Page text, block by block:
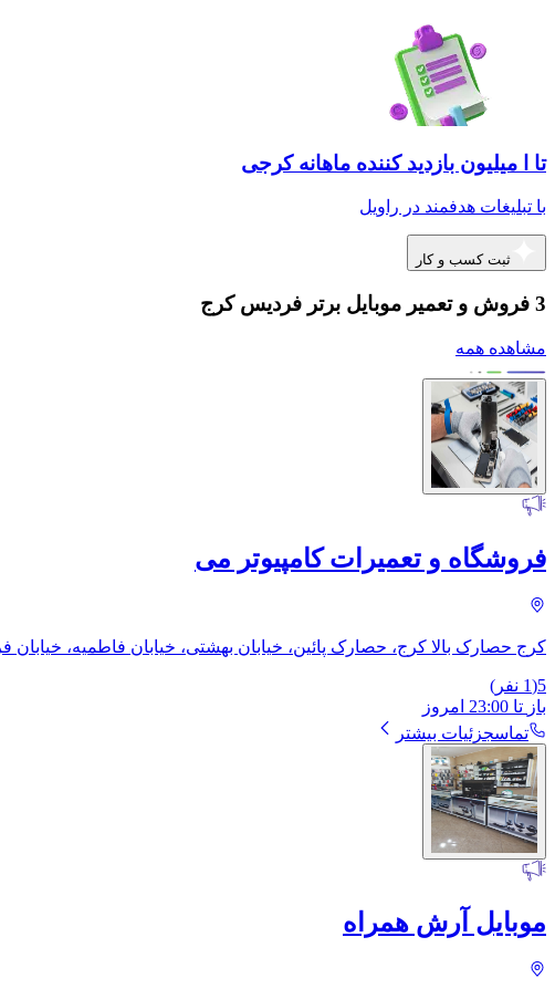
تا ا میلیون بازدید کننده ماهانه کرجی
با تبلیغات هدفمند در راویل
ثبت کسب و کار
3 فروش و تعمیر موبایل برتر فردیس کرج
مشاهده همه
فروشگاه و تعمیرات کامپیوتر می
کرج حصارک بالا کرج، حصارک پائین، خیابان بهشتی، خیابان فاطمیه، خیابان
5
(
1 نفر)
باز تا 23:00 امروز
تماسجزئیات بیشتر
موبایل آرش همراه